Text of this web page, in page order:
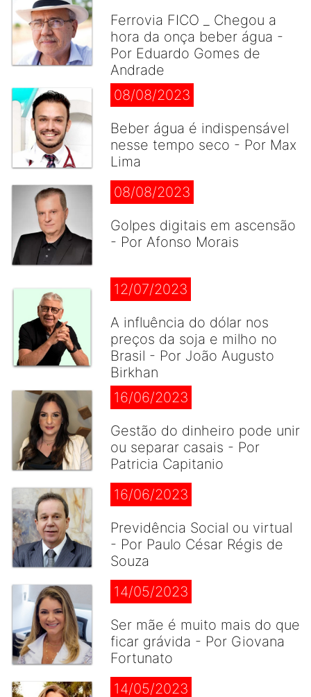
Ferrovia FICO _ Chegou a
hora da onça beber água -
Por Eduardo Gomes de
Andrade
08/08/2023
Beber água é indispensável
nesse tempo seco - Por Max
Lima
08/08/2023
Golpes digitais em ascensão
- Por Afonso Morais
12/07/2023
A influência do dólar nos
preços da soja e milho no
Brasil - Por João Augusto
Birkhan
16/06/2023
Gestão do dinheiro pode unir
ou separar casais - Por
Patricia Capitanio
16/06/2023
Previdência Social ou virtual
- Por Paulo César Régis de
Souza
14/05/2023
Ser mãe é muito mais do que
ficar grávida - Por Giovana
Fortunato
14/05/2023